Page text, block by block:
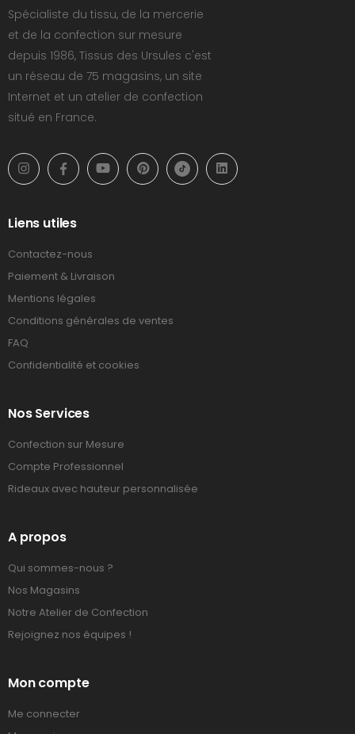
Spécialiste du tissu, de la mercerie
et de la confection sur mesure
depuis 1986, Tissus des Ursules c'est
un réseau de 75 magasins, un site
Internet et un atelier de confection
situé en France.
Liens utiles
Contactez-nous
Paiement & Livraison
Mentions légales
Conditions générales de ventes
FAQ
Confidentialité et cookies
Nos Services
Confection sur Mesure
Compte Professionnel
Rideaux avec hauteur personnalisée
A propos
Qui sommes-nous ?
Nos Magasins
Notre Atelier de Confection
Rejoignez nos équipes !
Mon compte
Me connecter